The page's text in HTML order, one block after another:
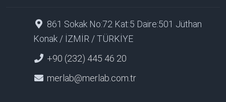
861 Sokak No:72 Kat:5 Daire:501 Jüthan
Konak / İZMİR / TÜRKİYE
+90 (232) 445 46 20
merlab@merlab.com.tr